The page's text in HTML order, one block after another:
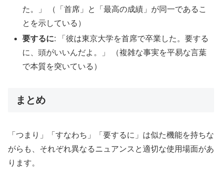
た。」 （「首席」と「最高の成績」が同一であるこ
とを示している）
要するに: 「彼は東京大学を首席で卒業した。要する
に、頭がいいんだよ。」 （複雑な事実を平易な言葉
で本質を突いている）
まとめ
「つまり」「すなわち」「要するに」は似た機能を持ちな
がらも、それぞれ異なるニュアンスと適切な使用場面があ
ります。